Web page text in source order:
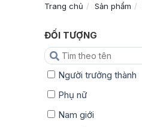
Trang chủ Sản phẩm
ĐỐI TƯỢNG
Người trưởng thành
Phụ nữ
Nam giới